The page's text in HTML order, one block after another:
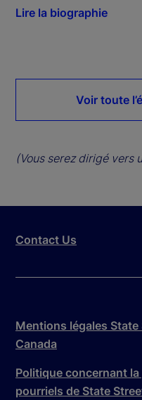
Lire la biographie
Voir toute
(Vous serez dirigé vers
Contact Us
Mentions légales
Canada
Politique concernant
pourriels de State